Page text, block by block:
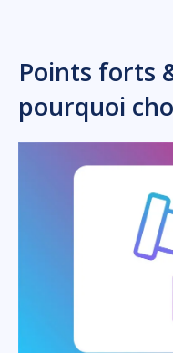
Points forts
pourquoi